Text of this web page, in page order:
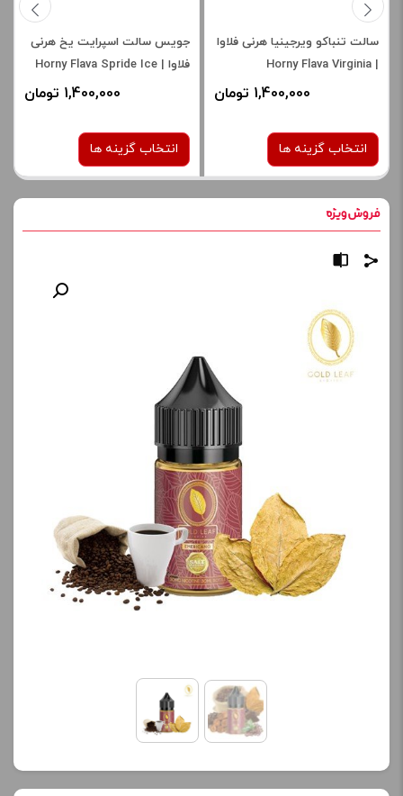
سالت تنباکو ویرجینیا هرنی فلاوا
| Horny Flava Virginia
1,400,000 تومان
انتخاب گزینه ها
نیکوتین:
برای فعال شدن سبد خرید و
نمایش قیمت ، گزینه های
محصول را از کادر بالا انتخاب
تمامی قیمت ها بروز
هستند.
ک
پ
ی
جویس سالت اسپرایت یخ هرنی
فلاوا | Horny Flava Spride Ice
1,400,000 تومان
انتخاب گزینه ها
نمایش قیمت ، گزینه های
محصول را از کادر بالا انتخاب
کنید.
آخرین بروزرسانی
قیمت: 20 ساعت پیش
تمامی قیمت ها بروز
هستند.
افزودن به سبد خرید
پ